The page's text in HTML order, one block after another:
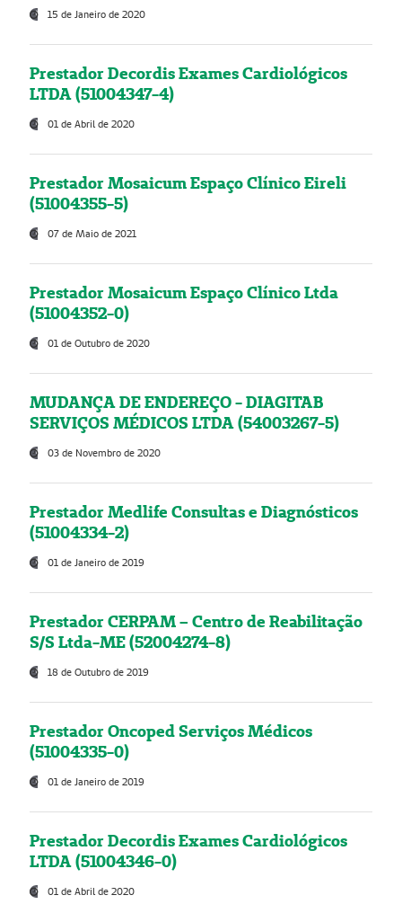
15 de Janeiro de 2020
Prestador Decordis Exames Cardiológicos
LTDA (51004347-4)
01 de Abril de 2020
Prestador Mosaicum Espaço Clínico Eireli
(51004355-5)
07 de Maio de 2021
Prestador Mosaicum Espaço Clínico Ltda
(51004352-0)
01 de Outubro de 2020
MUDANÇA DE ENDEREÇO - DIAGITAB
SERVIÇOS MÉDICOS LTDA (54003267-5)
03 de Novembro de 2020
Prestador Medlife Consultas e Diagnósticos
(51004334-2)
01 de Janeiro de 2019
Prestador CERPAM – Centro de Reabilitação
S/S Ltda-ME (52004274-8)
18 de Outubro de 2019
Prestador Oncoped Serviços Médicos
(51004335-0)
01 de Janeiro de 2019
Prestador Decordis Exames Cardiológicos
LTDA (51004346-0)
01 de Abril de 2020